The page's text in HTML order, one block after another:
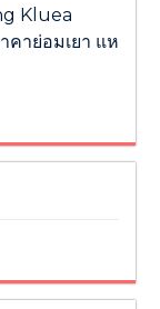
Kluea
คาย่อมเยา แห